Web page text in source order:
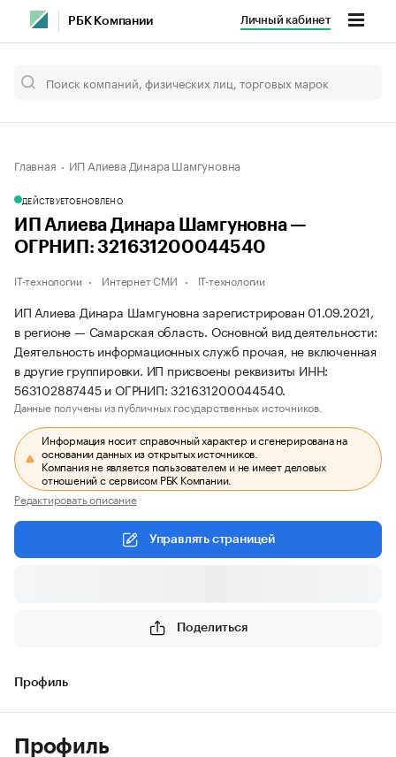
РБК Компании Личный кабинет
Главная ИП Алиева Динара Шамгуновна
ДЕЙСТВУЕТОБНОВЛЕНО
ИП Алиева Динара Шамгуновна —
ОГРНИП: 321631200044540
IT-технологии Интернет СМИ IT-технологии
ИП Алиева Динара Шамгуновна зарегистрирован 01.09.2021,
в регионе — Самарская область. Основной вид деятельности:
Деятельность информационных служб прочая, не включенная
в другие группировки. ИП присвоены реквизиты ИНН:
563102887445 и ОГРНИП: 321631200044540.
Данные получены из публичных государственных источников.
Информация носит справочный характер и сгенерирована на
основании данных из открытых источников.
Компания не является пользователем и не имеет деловых
отношений с сервисом РБК Компании.
Редактировать описание
Управлять страницей
Поделиться
Профиль
Профиль